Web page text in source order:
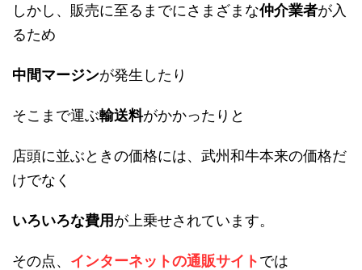
しかし、販売に至るまでにさまざまな仲介業者が入
るため
中間マージンが発生したり
そこまで運ぶ輸送料がかかったりと
店頭に並ぶときの価格には、武州和牛本来の価格だ
けでなく
いろいろな費用が上乗せされています。
その点、 インターネットの通販サイトでは